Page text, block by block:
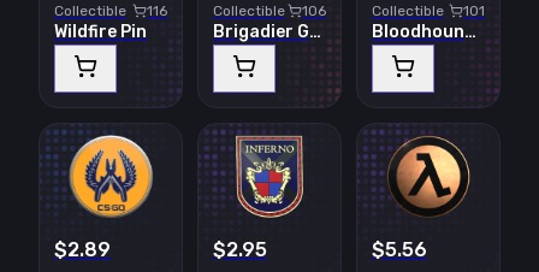
Collectible 116
Wildfire Pin
Collectible 106
Brigadier General Pin
Collectible 101
Bloodhound Pin
$2.89 $2.95 $5.56